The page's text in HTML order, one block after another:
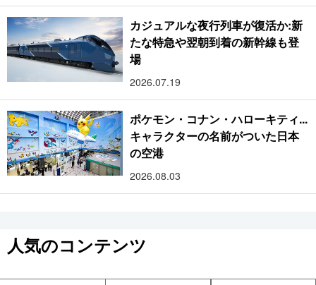
カジュアルな夜行列車が復活か:新
たな特急や翌朝到着の新幹線も登
場
2026.07.19
ポケモン・コナン・ハローキティ...
キャラクターの名前がついた日本
の空港
2026.08.03
人気のコンテンツ